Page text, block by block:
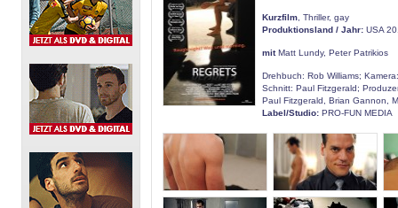
Kurzfilm , Thriller, gay
Produktionsland / Jahr: USA
mitMatt Lundy, Peter Patrikios
Drehbuch: Rob Williams;
Schnitt: Paul Fitzgerald;
Paul Fitzgerald, Brian Gannon,
Label/Studio: PRO-FUN MEDIA